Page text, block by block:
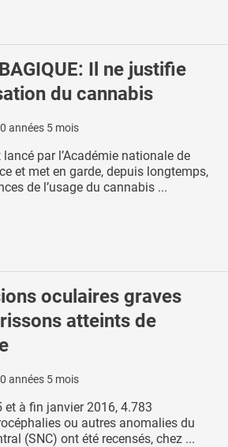
Il ne justifie
du cannabis
années 5 mois
lancé par l’Académie nationale de
et met en garde, depuis longtemps,
de l’usage du cannabis ...
oculaires graves
atteints de
années 5 mois
et à fin janvier 2016, 4.783
ou autres anomalies du
(SNC) ont été recensés, chez ...